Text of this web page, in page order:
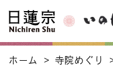
ホーム > 寺院めぐり